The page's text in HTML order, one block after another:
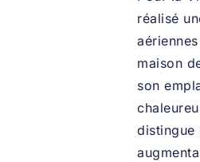
réalisé
maison
son
distingue